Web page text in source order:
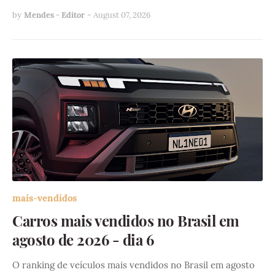
by Mendes - Editor - August 07, 2026
mais-vendidos
Carros mais vendidos no Brasil em
agosto de 2026 - dia 6
O ranking de veículos mais vendidos no Brasil em agosto